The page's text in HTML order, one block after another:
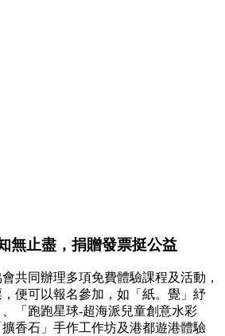
無止盡，捐贈發票挺公益
共同辦理多項免費體驗課程及活動，
便可以報名參加，如「紙。覺」紓
「跑跑星球-超海派兒童創意水彩
香石」手作工作坊及港都遊港體驗